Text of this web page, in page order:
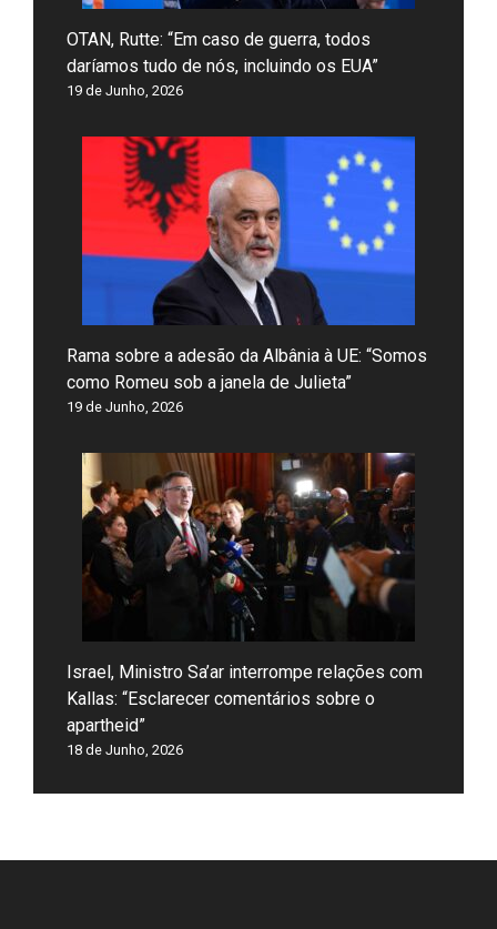
OTAN, Rutte: “Em caso de guerra, todos
daríamos tudo de nós, incluindo os EUA”
19 de Junho, 2026
Rama sobre a adesão da Albânia à UE: “Somos
como Romeu sob a janela de Julieta”
19 de Junho, 2026
Israel, Ministro Sa’ar interrompe relações com
Kallas: “Esclarecer comentários sobre o
apartheid”
18 de Junho, 2026